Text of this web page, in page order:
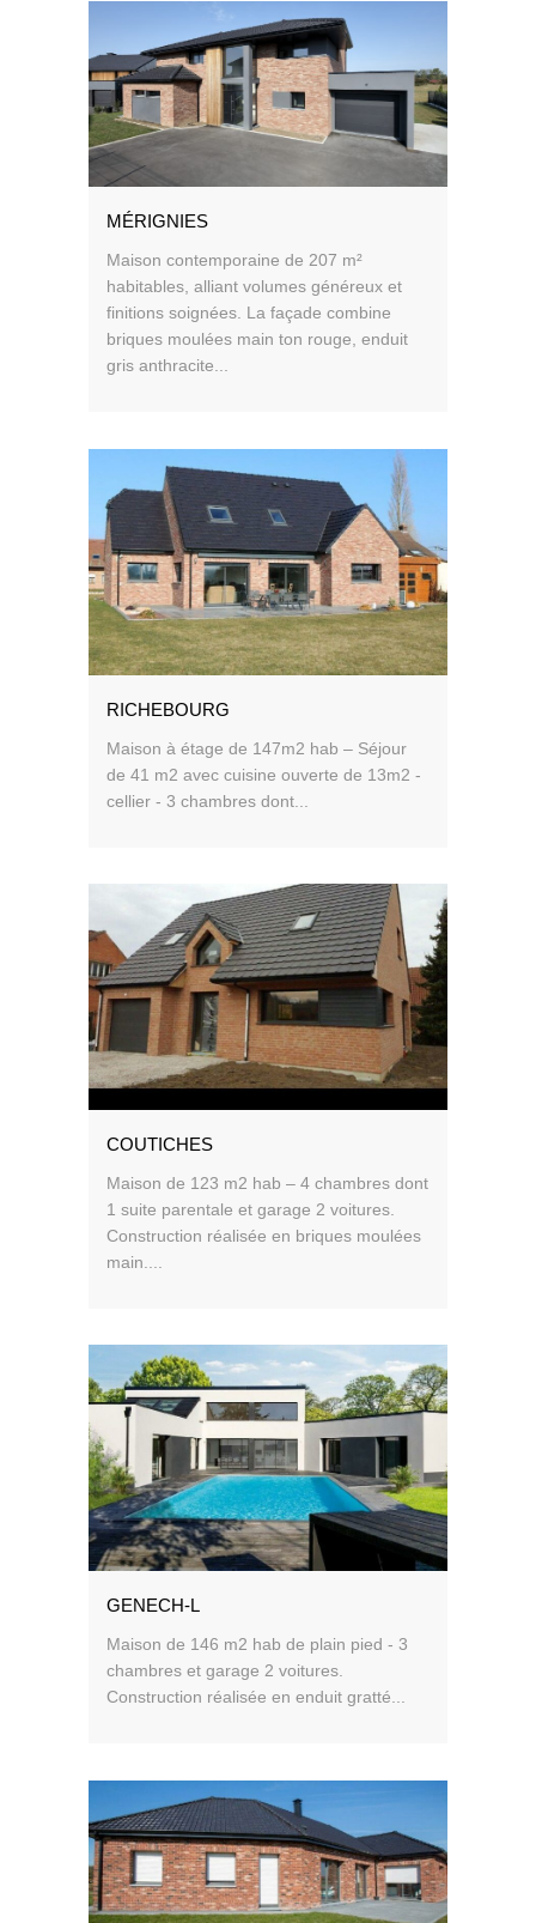
MÉRIGNIES
Maison contemporaine de 207 m²
habitables, alliant volumes généreux et
finitions soignées. La façade combine
briques moulées main ton rouge, enduit
gris anthracite...
RICHEBOURG
Maison à étage de 147m2 hab – Séjour
de 41 m2 avec cuisine ouverte de 13m2 -
cellier - 3 chambres dont...
COUTICHES
Maison de 123 m2 hab – 4 chambres dont
1 suite parentale et garage 2 voitures.
Construction réalisée en briques moulées
main....
GENECH-L
Maison de 146 m2 hab de plain pied - 3
chambres et garage 2 voitures.
Construction réalisée en enduit gratté...